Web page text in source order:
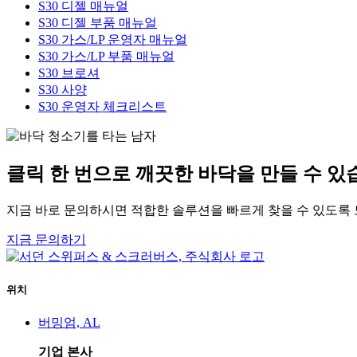
S30 디젤 매뉴얼
S30 디젤 부품 매뉴얼
S30 가스/LP 운영자 매뉴얼
S30 가스/LP 부품 매뉴얼
S30 브로셔
S30 사양
S30 운영자 체크리스트
클릭 한 번으로 깨끗한 바닥을 만들 수 있
지금 바로 문의하시면 적합한 솔루션을 빠르게 찾을 수 있도록
지금 문의하기
위치
버밍엄, AL
기업 본사